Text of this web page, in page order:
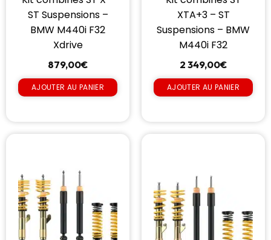
ST Suspensions –
BMW M440i F32
Xdrive
879,00€
AJOUTER AU PANIER
XTA+3 – ST
Suspensions – BMW
M440i F32
2 349,00€
AJOUTER AU PANIER